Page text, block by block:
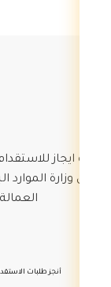
شركة ايجاز
من وزارة
العمالة 3 أشهر · إمكانية توصيل العمالة
أنجز طلبات